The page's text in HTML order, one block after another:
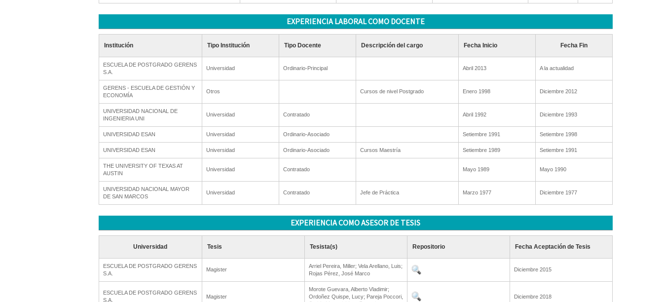
EXPERIENCIA LABORAL COMO DOCENTE
Institución Tipo Institución Tipo Docente Descripción del cargo Fecha Inicio Fecha Fin
ESCUELA DE POSTGRADO GERENS
S.A.
Universidad Ordinario-Principal Abril 2013 A la actualidad
GERENS - ESCUELA DE GESTIÓN Y
ECONOMÍA
Otros Cursos de nivel Postgrado Enero 1998 Diciembre 2012
UNIVERSIDAD NACIONAL DE
INGENIERIA UNI
Universidad Contratado Abril 1992 Diciembre 1993
UNIVERSIDAD ESAN Universidad Ordinario-Asociado Setiembre 1991 Setiembre 1998
UNIVERSIDAD ESAN Universidad Ordinario-Asociado Cursos Maestría Setiembre 1989 Setiembre 1991
THE UNIVERSITY OF TEXAS AT
AUSTIN
Universidad Contratado Mayo 1989 Mayo 1990
UNIVERSIDAD NACIONAL MAYOR
DE SAN MARCOS
Universidad Contratado Jefe de Práctica Marzo 1977 Diciembre 1977
EXPERIENCIA COMO ASESOR DE TESIS
Universidad Tesis Tesista(s) Repositorio Fecha Aceptación de Tesis
ESCUELA DE POSTGRADO GERENS
S.A.
Magister
Arriel Pereira, Miller; Vela Arellano, Luis;
Rojas Pérez, José Marco
Diciembre 2015
ESCUELA DE POSTGRADO GERENS
S.A.
Magister
Morote Guevara, Alberto Vladimir;
Ordoñez Quispe, Lucy; Pareja Poccori,
Diciembre 2018